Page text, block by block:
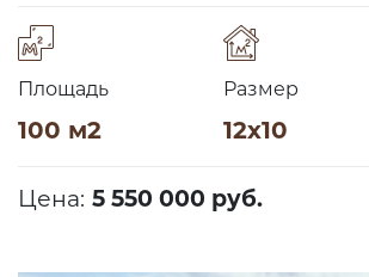
Площадь
100 м2
Размер
12х10
Цена: 5 550 000 руб.